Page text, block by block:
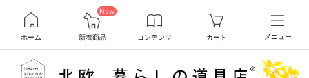
ホーム
New
新着商品 コンテンツ カート メニュー